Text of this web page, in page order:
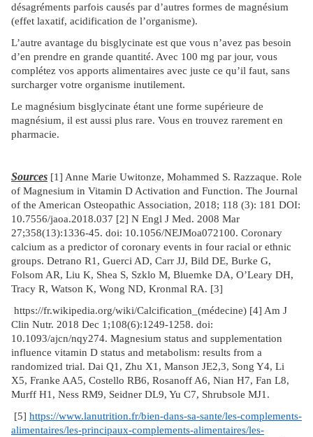
désagréments parfois causés par d’autres formes de magnésium
(effet laxatif, acidification de l’organisme).
L’autre avantage du bisglycinate est que vous n’avez pas besoin
d’en prendre en grande quantité. Avec 100 mg par jour, vous
complétez vos apports alimentaires avec juste ce qu’il faut, sans
surcharger votre organisme inutilement.
Le magnésium bisglycinate étant une forme supérieure de
magnésium, il est aussi plus rare. Vous en trouvez rarement en
pharmacie.
Sources [1] Anne Marie Uwitonze, Mohammed S. Razzaque. Role
of Magnesium in Vitamin D Activation and Function. The Journal
of the American Osteopathic Association, 2018; 118 (3): 181 DOI:
10.7556/jaoa.2018.037 [2] N Engl J Med. 2008 Mar
27;358(13):1336-45. doi: 10.1056/NEJMoa072100. Coronary
calcium as a predictor of coronary events in four racial or ethnic
groups. Detrano R1, Guerci AD, Carr JJ, Bild DE, Burke G,
Folsom AR, Liu K, Shea S, Szklo M, Bluemke DA, O’Leary DH,
Tracy R, Watson K, Wong ND, Kronmal RA. [3]
https://fr.wikipedia.org/wiki/Calcification_(médecine) [4] Am J
Clin Nutr. 2018 Dec 1;108(6):1249-1258. doi:
10.1093/ajcn/nqy274. Magnesium status and supplementation
influence vitamin D status and metabolism: results from a
randomized trial. Dai Q1, Zhu X1, Manson JE2,3, Song Y4, Li
X5, Franke AA5, Costello RB6, Rosanoff A6, Nian H7, Fan L8,
Murff H1, Ness RM9, Seidner DL9, Yu C7, Shrubsole MJ1.
[5] https://www.lanutrition.fr/bien-dans-sa-sante/les-complements-
alimentaires/les-principaux-complements-alimentaires/les-